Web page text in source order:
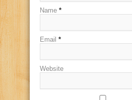
Name *
Email *
Website